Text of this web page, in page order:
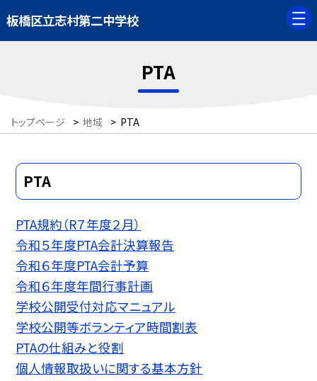
板橋区立志村第二中学校
PTA
トップページ > 地域 > PTA
PTA
PTA規約（R７年度２月）
令和５年度PTA会計決算報告
令和６年度PTA会計予算
令和６年度年間行事計画
学校公開受付対応マニュアル
学校公開等ボランティア時間割表
PTAの仕組みと役割
個人情報取扱いに関する基本方針